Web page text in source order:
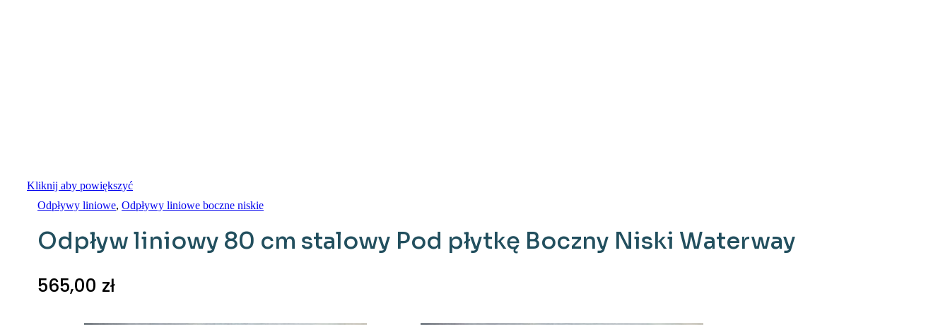
Kliknij aby powiększyć
Odpływy liniowe, Odpływy liniowe boczne niskie
Odpływ liniowy 80 cm stalowy Pod płytkę Boczny Niski Waterway
565,00 zł